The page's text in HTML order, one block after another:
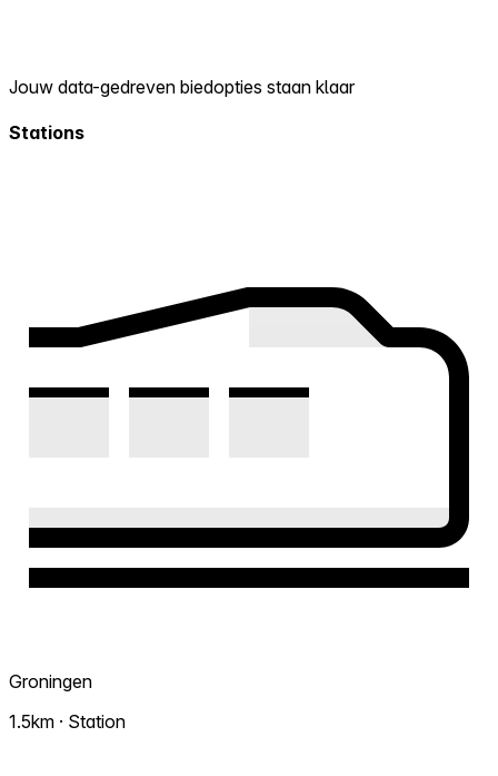
Jouw data-gedreven biedopties staan klaar
Stations
Groningen
1.5km · Station